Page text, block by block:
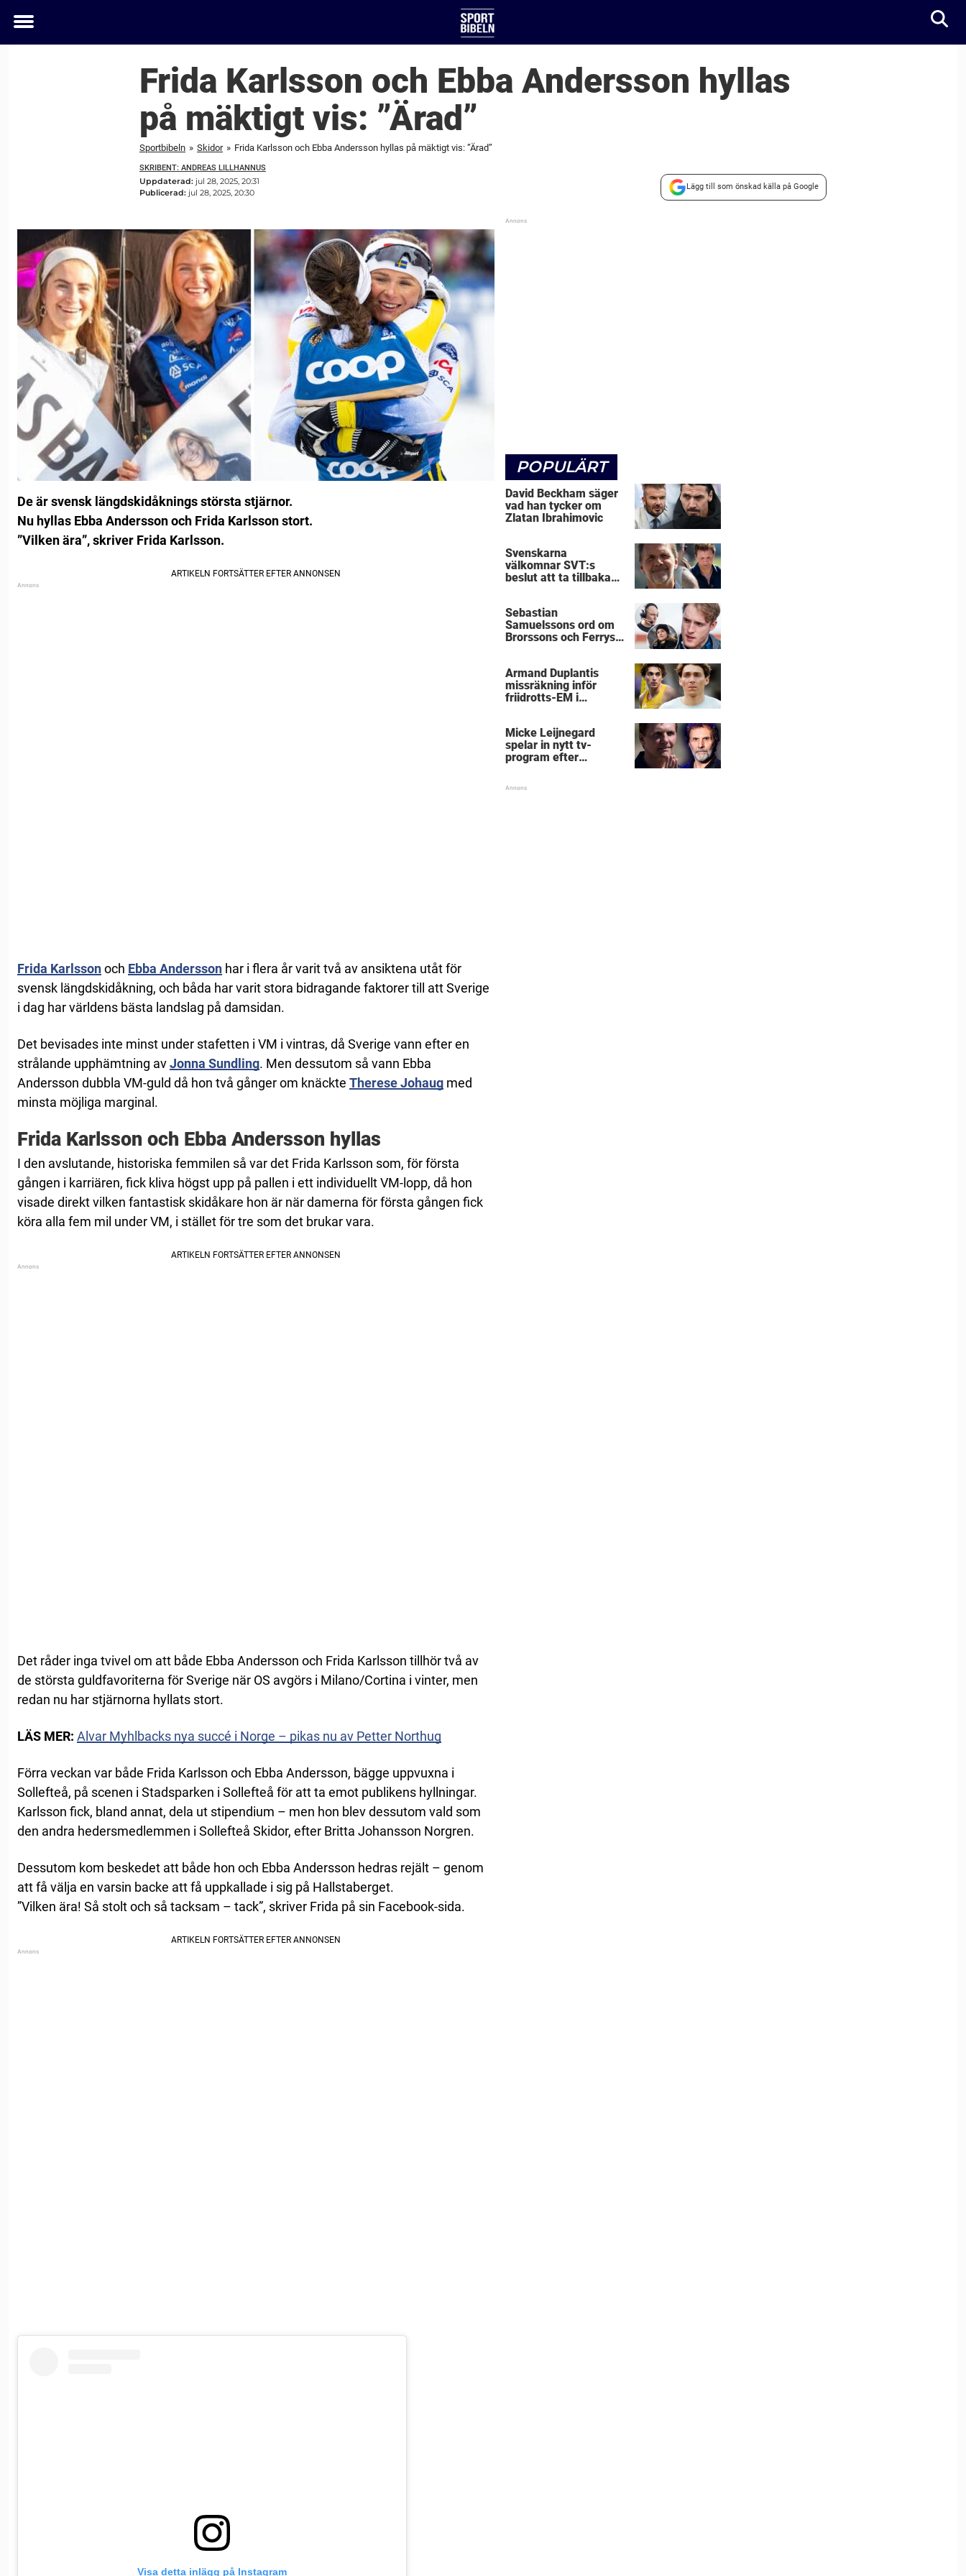
Toggle
Frida Karlsson och Ebba Andersson hyllas
på mäktigt vis: ”Ärad”
Sportbibeln » Skidor » Frida Karlsson och Ebba Andersson hyllas på mäktigt vis: ”Ärad”
SKRIBENT: ANDREAS LILLHANNUS
Uppdaterad: jul 28, 2025, 20:31
Publicerad: jul 28, 2025, 20:30
Lägg till som önskad källa på Google
De är svensk längdskidåknings största stjärnor.
Nu hyllas Ebba Andersson och Frida Karlsson stort.
”Vilken ära”, skriver Frida Karlsson.
Frida Karlssonoch Ebba Andersson har i flera år varit två av ansiktena utåt för
svensk längdskidåkning, och båda har varit stora bidragande faktorer till att Sverige
i dag har världens bästa landslag på damsidan.
Det bevisades inte minst under stafetten i VM i vintras, då Sverige vann efter en
strålande upphämtning avJonna Sundling. Men dessutom så vann Ebba
Andersson dubbla VM-guld då hon två gånger om knäckte Therese Johaug med
minsta möjliga marginal.
Frida Karlsson och Ebba Andersson hyllas
I den avslutande, historiska femmilen så var det Frida Karlsson som, för första
gången i karriären, fick kliva högst upp på pallen i ett individuellt VM-lopp, då hon
visade direkt vilken fantastisk skidåkare hon är när damerna för första gången fick
köra alla fem mil under VM, i stället för tre som det brukar vara.
Det råder inga tvivel om att både Ebba Andersson och Frida Karlsson tillhör två av
de största guldfavoriterna för Sverige när OS avgörs i Milano/Cortina i vinter, men
redan nu har stjärnorna hyllats stort.
LÄS MER: Alvar Myhlbacks nya succé i Norge – pikas nu av Petter Northug
Förra veckan var både Frida Karlsson och Ebba Andersson, bägge uppvuxna i
Sollefteå, på scenen i Stadsparken i Sollefteå för att ta emot publikens hyllningar.
Karlsson fick, bland annat, dela ut stipendium – men hon blev dessutom vald som
den andra hedersmedlemmen i Sollefteå Skidor, efter Britta Johansson Norgren.
Dessutom kom beskedet att både hon och Ebba Andersson hedras rejält – genom
att få välja en varsin backe att få uppkallade i sig på Hallstaberget.
”Vilken ära! Så stolt och så tacksam – tack”, skriver Frida på sin Facebook-sida.
Visa detta inlägg på Instagram
POPULÄRT
David Beckham säger
vad han tycker om
Zlatan Ibrahimovic
Svenskarna
välkomnar SVT:s
beslut att ta tillbaka
Sebastian
Samuelssons ord om
Brorssons och Ferrys
Armand Duplantis
missräkning inför
friidrotts-EM i
Micke Leijnegard
spelar in nytt tv-
program efter